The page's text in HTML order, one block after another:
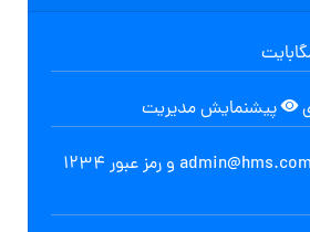
پیشنمایش مدیریت
نام کاربری مدیر: admin@hms.com و رمز عبور 1234